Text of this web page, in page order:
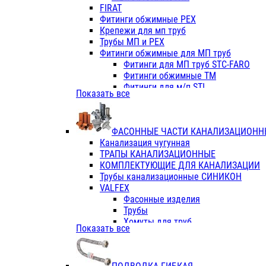
Фитинги ПП белые
Фитинги ПП белые
Фитинги ППс металл.белые
VALFEX
Трубы PE-RT
Трубы ПП водопровод белые
Трубы ПП водопровод серые
Трубы армированные
Трубы армированные
Фитинги с металл. серые
Фитинги ПП (серые)
Фитинги ПП белые
Краны
Фитинги ПП (белые)
Фитинги ПП с металлом белые
ПК КОНТУР
Краны полипропиленовые
Трубы полипропиленивые
FIRAT
Фитинги обжимные PEX
Крепежи для мп труб
Трубы МП и PEX
Фитинги обжимные для МП труб
Фитинги для МП труб STC-FARO
Фитинги обжимные ТМ
Фитинги для м/п STI
Фитинги для МП труб TITAN
TK
VALFEX
Показать все
ФАСОННЫЕ ЧАСТИ
Канализация чугунная
ТРАПЫ КАНАЛИЗАЦИОННЫЕ
КОМПЛЕКТУЮЩИЕ ДЛЯ КАНАЛИЗАЦИИ
Трубы канализационные СИНИКОН
VALFEX
Фасонные изделия
Трубы
Хомуты для труб
ПВХ (стройполимер)
Показать все